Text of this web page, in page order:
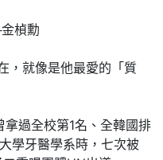
楨勳
，就像是他最愛的「質
過全校第1名、全韓國排
學牙醫學系時，七次被